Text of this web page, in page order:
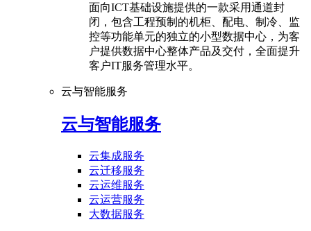
面向ICT基础设施提供的一款采用通道封
闭，包含工程预制的机柜、配电、制冷、监
控等功能单元的独立的小型数据中心，为客
户提供数据中心整体产品及交付，全面提升
客户IT服务管理水平。
云与智能服务
云与智能服务
云集成服务
云迁移服务
云运维服务
云运营服务
大数据服务